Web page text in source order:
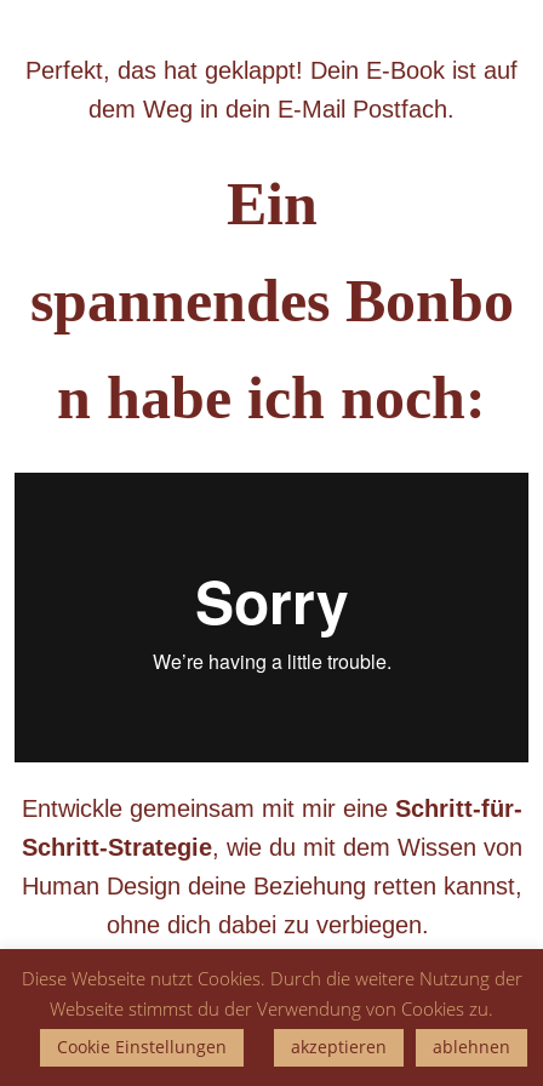
Perfekt, das hat geklappt! Dein E-Book ist auf
dem Weg in dein E-Mail Postfach.
Ein
spannendes Bonbo
n habe ich noch:
Entwickle gemeinsam mit mir eine Schritt-für-
Schritt-Strategie, wie du mit dem Wissen von
Human Design deine Beziehung retten kannst,
ohne dich dabei zu verbiegen.
BUCHE DIR DEIN KOSTENLOSES
GESPRÄCH
Diese Webseite nutzt Cookies. Durch die weitere Nutzung der
Webseite stimmst du der Verwendung von Cookies zu.
Cookie Einstellungen akzeptieren ablehnen